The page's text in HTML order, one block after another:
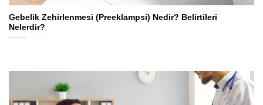
Gebelik Zehirlenmesi (Preeklampsi) Nedir? Belirtileri
Nelerdir?